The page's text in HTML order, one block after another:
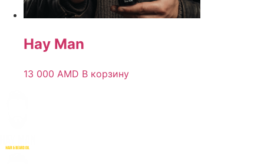
Hay Man
13 000 AMD В корзину